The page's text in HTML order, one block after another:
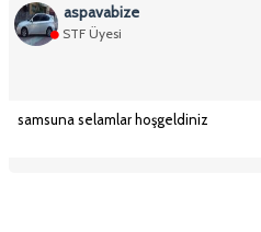
aspavabize
STF Üyesi
samsuna selamlar hoşgeldiniz